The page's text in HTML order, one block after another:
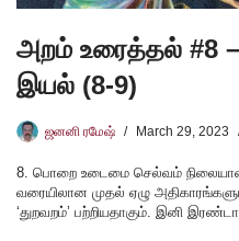
அறம் உரைத்தல் #8 –
இயல் (8-9)
ஜனனி ரமேஷ் March 29, 2023
8. பொறை உடைமை செல்வம்
வரையிலான முதல் ஏழு
‘துறவறம்’ பற்றியதாகும். இனி